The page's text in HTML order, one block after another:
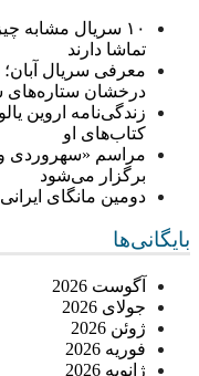
۱۰ سریال
تماشا دارند
معرفی سریال آبان؛
درخشان ستاره‌های
زندگی‌نامه اروین
کتاب‌های او
مراسم «سهروردی
برگزار می‌شود
دومین مانگای
بایگانی‌ها
آگوست 2026
جولای 2026
ژوئن 2026
فوریه 2026
ژانویه 2026